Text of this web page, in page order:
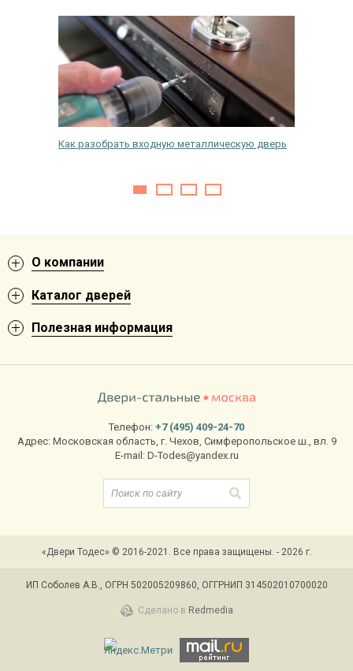
Как разобрать входную металлическую дверь
О компании
Каталог дверей
Полезная информация
Телефон: +7 (495) 409-24-70
Адрес: Московская область, г. Чехов, Симферопольское ш., вл. 9
E-mail: D-Todes@yandex.ru
«Двери Тодес» © 2016-2021. Все права защищены. - 2026 г.
ИП Соболев А.В., ОГРН 502005209860, ОГГРНИП 314502010700020
Сделано в Redmedia